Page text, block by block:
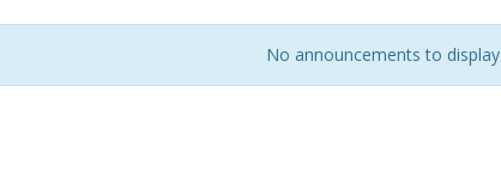
No announcements to display